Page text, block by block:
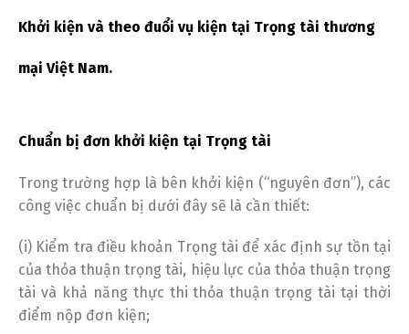
Khởi kiện và theo đuổi vụ kiện tại Trọng tài thương
mại Việt Nam.
Chuẩn bị đơn khởi kiện tại Trọng tài
Trong trường hợp là bên khởi kiện (“nguyên đơn”), các
công việc chuẩn bị dưới đây sẽ là cần thiết:
(i) Kiểm tra điều khoản Trọng tài để xác định sự tồn tại
của thỏa thuận trọng tài, hiệu lực của thỏa thuận trọng
tài và khả năng thực thi thỏa thuận trọng tài tại thời
điểm nộp đơn kiện;